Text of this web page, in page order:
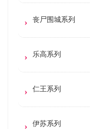
丧尸围城系列
乐高系列
仁王系列
伊苏系列